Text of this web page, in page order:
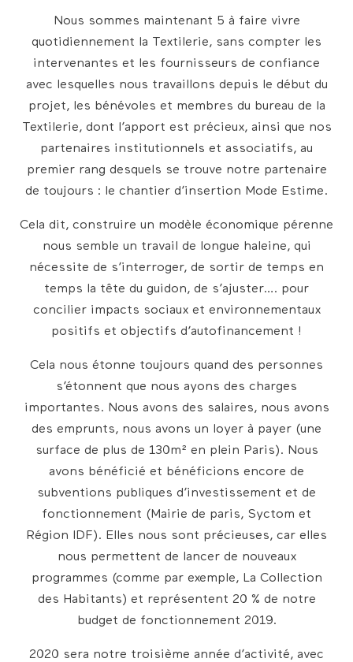
Nous sommes maintenant 5 à faire vivre
quotidiennement la Textilerie, sans compter les
intervenantes et les fournisseurs de confiance
avec lesquelles nous travaillons depuis le début du
projet, les bénévoles et membres du bureau de la
Textilerie, dont l’apport est précieux, ainsi que nos
partenaires institutionnels et associatifs, au
premier rang desquels se trouve notre partenaire
de toujours : le chantier d’insertion Mode Estime.
Cela dit, construire un modèle économique pérenne
nous semble un travail de longue haleine, qui
nécessite de s’interroger, de sortir de temps en
temps la tête du guidon, de s’ajuster…. pour
concilier impacts sociaux et environnementaux
positifs et objectifs d’autofinancement !
Cela nous étonne toujours quand des personnes
s’étonnent que nous ayons des charges
importantes. Nous avons des salaires, nous avons
des emprunts, nous avons un loyer à payer (une
surface de plus de 130m² en plein Paris). Nous
avons bénéficié et bénéficions encore de
subventions publiques d’investissement et de
fonctionnement (Mairie de paris, Syctom et
Région IDF). Elles nous sont précieuses, car elles
nous permettent de lancer de nouveaux
programmes (comme par exemple, La Collection
des Habitants) et représentent 20 % de notre
budget de fonctionnement 2019.
2020 sera notre troisième année d’activité, avec